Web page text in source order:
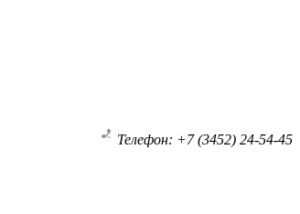
Телефон: +7 (3452) 24-54-45